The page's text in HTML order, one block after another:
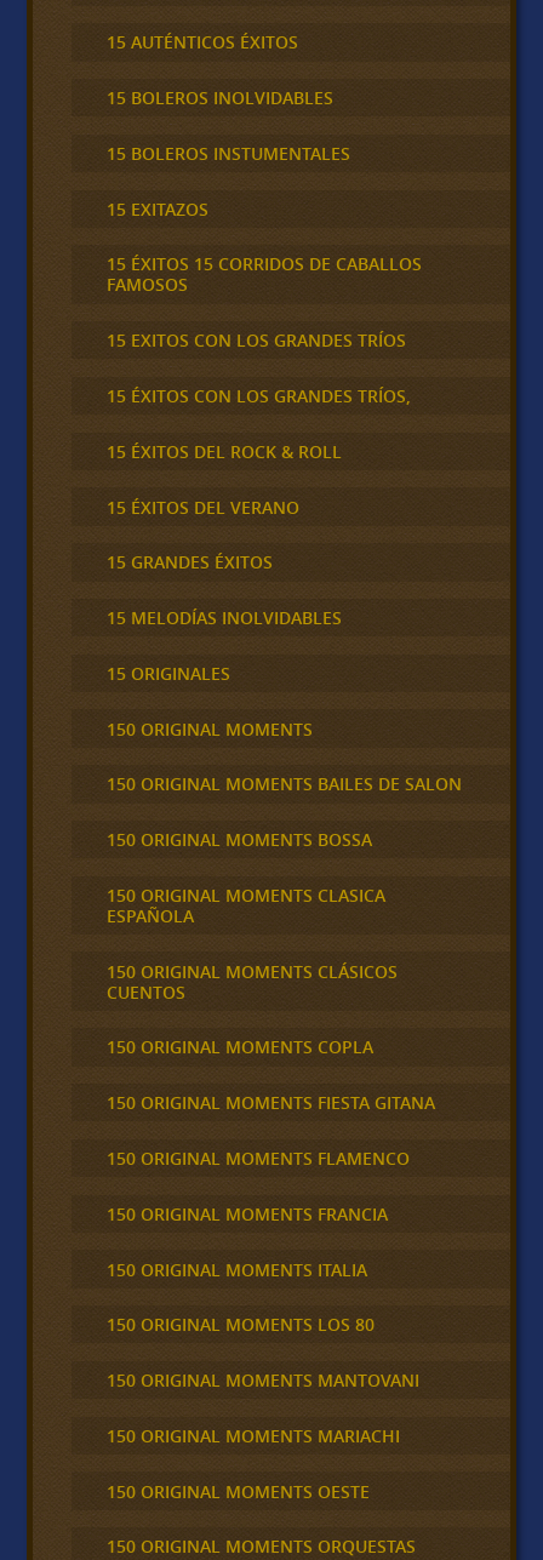
15 AUTÉNTICOS ÉXITOS
15 BOLEROS INOLVIDABLES
15 BOLEROS INSTUMENTALES
15 EXITAZOS
15 ÉXITOS 15 CORRIDOS DE CABALLOS
FAMOSOS
15 EXITOS CON LOS GRANDES TRÍOS
15 ÉXITOS CON LOS GRANDES TRÍOS,
15 ÉXITOS DEL ROCK & ROLL
15 ÉXITOS DEL VERANO
15 GRANDES ÉXITOS
15 MELODÍAS INOLVIDABLES
15 ORIGINALES
150 ORIGINAL MOMENTS
150 ORIGINAL MOMENTS BAILES DE SALON
150 ORIGINAL MOMENTS BOSSA
150 ORIGINAL MOMENTS CLASICA
ESPAÑOLA
150 ORIGINAL MOMENTS CLÁSICOS
CUENTOS
150 ORIGINAL MOMENTS COPLA
150 ORIGINAL MOMENTS FIESTA GITANA
150 ORIGINAL MOMENTS FLAMENCO
150 ORIGINAL MOMENTS FRANCIA
150 ORIGINAL MOMENTS ITALIA
150 ORIGINAL MOMENTS LOS 80
150 ORIGINAL MOMENTS MANTOVANI
150 ORIGINAL MOMENTS MARIACHI
150 ORIGINAL MOMENTS OESTE
150 ORIGINAL MOMENTS ORQUESTAS